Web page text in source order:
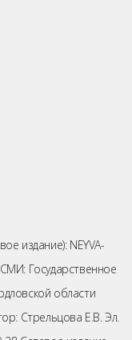
издание): NEYVA-
СМИ: Государственное
области
Стрельцова Е.В. Эл.